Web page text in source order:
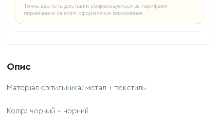
Точна вартість доставки розраховується за тарифами
перевізника на етапі оформлення замовлення.
Опис
Матеріал світильника: метал + текстиль
Колір: чорний + чорний